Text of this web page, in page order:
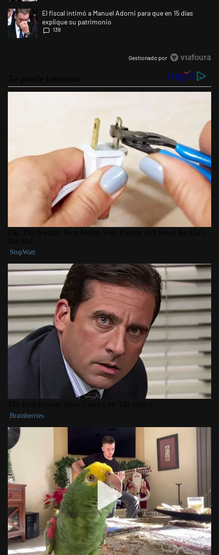
Un artículo de tendencia con el título "El fiscal intimó a Manuel Adorni
El fiscal intimó a Manuel Adorni para que en 15 días
explique su patrimonio
139
Gestionado por